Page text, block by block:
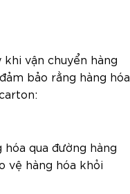
vận chuyển hàng
bảo rằng hàng hóa
qua đường hàng
vệ hàng hóa khỏi